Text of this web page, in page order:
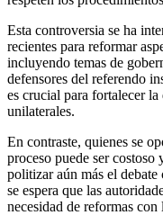
Esta controversia se ha
recientes para reformar
incluyendo temas de
defensores del referendo
es crucial para fortalecer
unilaterales.
En contraste, quienes se
proceso puede ser costoso
politizar aún más el
se espera que las
necesidad de reformas